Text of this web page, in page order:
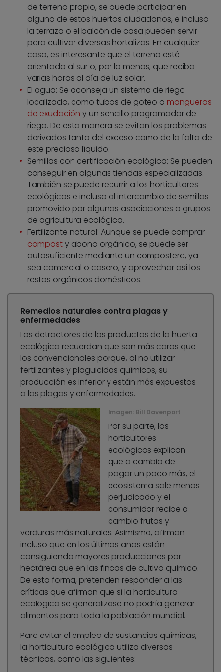
de terreno propio, se puede participar en
alguno de estos huertos ciudadanos, e incluso
la terraza o el balcón de casa pueden servir
para cultivar diversas hortalizas. En cualquier
caso, es interesante que el terreno esté
orientado al sur o, por lo menos, que reciba
varias horas al día de luz solar.
El agua: Se aconseja un sistema de riego
localizado, como tubos de goteo o mangueras
de exudación y un sencillo programador de
riego. De esta manera se evitan los problemas
derivados tanto del exceso como de la falta de
este precioso líquido.
Semillas con certificación ecológica: Se pueden
conseguir en algunas tiendas especializadas.
También se puede recurrir a los horticultores
ecológicos e incluso al intercambio de semillas
promovido por algunas asociaciones o grupos
de agricultura ecológica.
Fertilizante natural: Aunque se puede comprar
composty abono orgánico, se puede ser
autosuficiente mediante un compostero, ya
sea comercial o casero, y aprovechar así los
restos orgánicos domésticos.
Remedios naturales contra plagas y
enfermedades
Los detractores de los productos de la huerta
ecológica recuerdan que son más caros que
los convencionales porque, al no utilizar
fertilizantes y plaguicidas químicos, su
producción es inferior y están más expuestos
a las plagas y enfermedades.
Imagen: Bill Davenport
Por su parte, los
horticultores
ecológicos explican
que a cambio de
pagar un poco más, el
ecosistema sale menos
perjudicado y el
consumidor recibe a
cambio frutas y
verduras más naturales. Asimismo, afirman
incluso que en los últimos años están
consiguiendo mayores producciones por
hectárea que en las fincas de cultivo químico.
De esta forma, pretenden responder a las
críticas que afirman que si la horticultura
ecológica se generalizase no podría generar
alimentos para toda la población mundial.
Para evitar el empleo de sustancias químicas,
la horticultura ecológica utiliza diversas
técnicas, como las siguientes: